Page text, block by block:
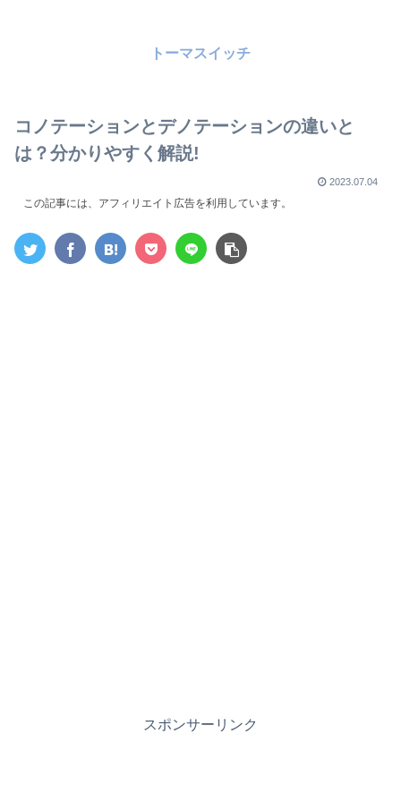
トーマスイッチ
コノテーションとデノテーションの違いと
は？分かりやすく解説!
2023.07.04
この記事には、アフィリエイト広告を利用しています。
スポンサーリンク